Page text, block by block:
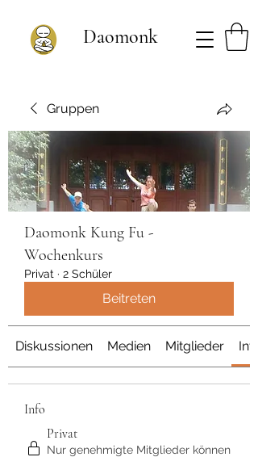
Daomonk
Gruppen
Daomonk Kung Fu -
Wochenkurs
Privat · 2 Schüler
Beitreten
Diskussionen Medien Mitglieder Info
Info
Privat
Nur genehmigte Mitglieder können